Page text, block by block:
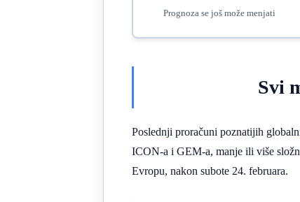
Prognoza se još može menjati
Svi
Poslednji proračuni poznatijih
ICON-a i GEM-a, manje ili više
Evropu, nakon subote 24. februara.